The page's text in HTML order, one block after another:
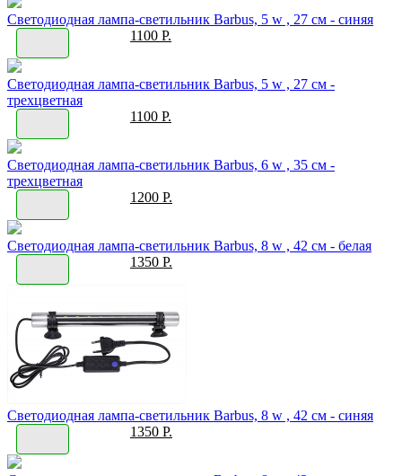
Светодиодная лампа-светильник Barbus, 5 w , 27 см - синяя
1100 Р.
Светодиодная лампа-светильник Barbus, 5 w , 27 см -
трехцветная
1100 Р.
Светодиодная лампа-светильник Barbus, 6 w , 35 см -
трехцветная
1200 Р.
Светодиодная лампа-светильник Barbus, 8 w , 42 см - белая
1350 Р.
Светодиодная лампа-светильник Barbus, 8 w , 42 см - синяя
1350 Р.